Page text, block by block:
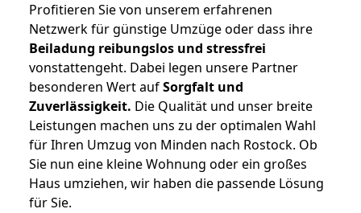
Profitieren Sie von unserem erfahrenen
Netzwerk für günstige Umzüge oder dass ihre
Beiladung reibungslos und stressfrei
vonstattengeht. Dabei legen unsere Partner
besonderen Wert aufSorgfalt und
Zuverlässigkeit. Die Qualität und unser breite
Leistungen machen uns zu der optimalen Wahl
für Ihren Umzug von Minden nach Rostock. Ob
Sie nun eine kleine Wohnung oder ein großes
Haus umziehen, wir haben die passende Lösung
für Sie.